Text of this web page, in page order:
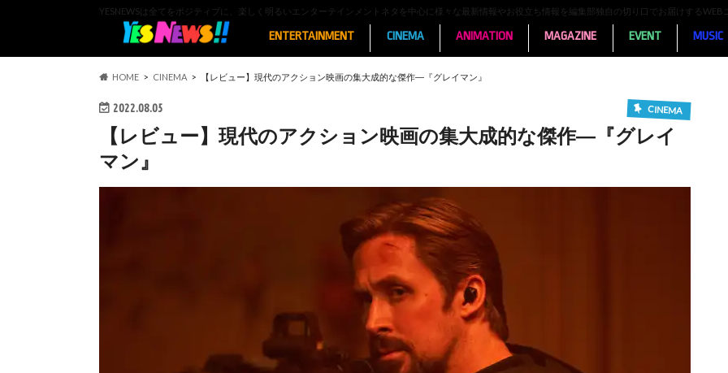
YESNEWSは全てをポジティブに、楽しく明るいエンターテインメントネタを中心に様々な最新情報やお役立ち情報を編集部独自の切り口でお届けするWEB
ENTERTAINMENT CINEMA ANIMATION MAGAZINE EVENT MUSIC
HOME CINEMA 【レビュー】現代のアクション映画の集大成的な傑作―『グレイマン』
2022.08.05 CINEMA
【レビュー】現代のアクション映画の集大成的な傑作―『グレイ
マン』